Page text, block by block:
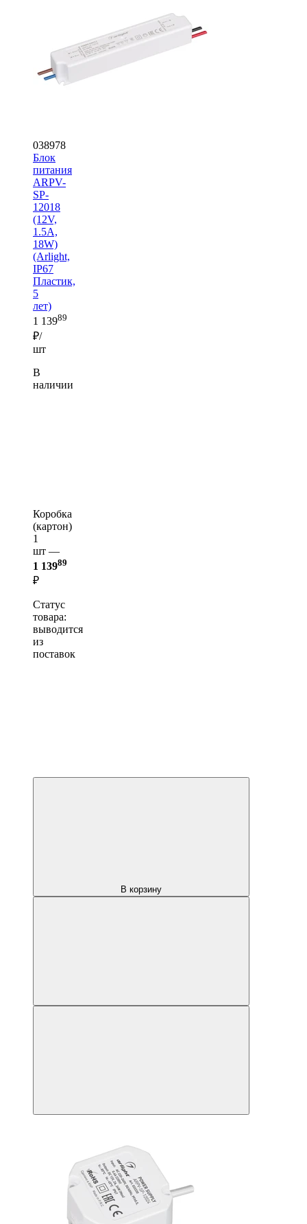
038978
Блок
питания
ARPV-
SP-
12018
(12V,
1.5A,
18W)
(Arlight,
IP67
Пластик,
5
лет)
1 13989
₽/
шт
В
наличии
Коробка
(картон)
1
шт —
1 13989
₽
Статус
товара:
выводится
из
поставок
В корзину